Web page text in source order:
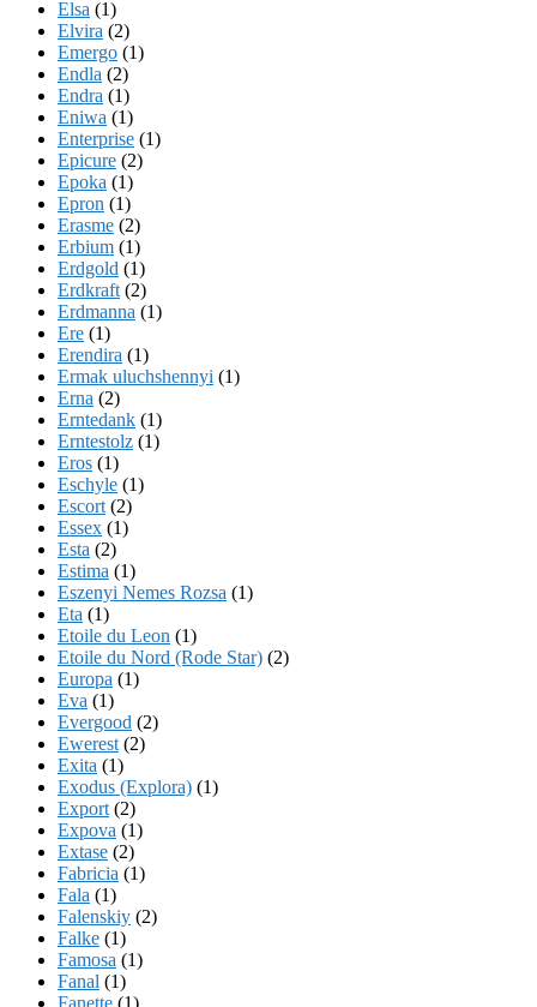
Elsa (1)
Elvira (2)
Emergo (1)
Endla (2)
Endra (1)
Eniwa (1)
Enterprise (1)
Epicure (2)
Epoka (1)
Epron (1)
Erasme (2)
Erbium (1)
Erdgold (1)
Erdkraft (2)
Erdmanna (1)
Ere (1)
Erendira (1)
Ermak uluchshennyi (1)
Erna (2)
Erntedank (1)
Erntestolz (1)
Eros (1)
Eschyle (1)
Escort (2)
Essex (1)
Esta (2)
Estima (1)
Eszenyi Nemes Rozsa (1)
Eta (1)
Etoile du Leon (1)
Etoile du Nord (Rode Star) (2)
Europa (1)
Eva (1)
Evergood (2)
Ewerest (2)
Exita (1)
Exodus (Explora) (1)
Export (2)
Expova (1)
Extase (2)
Fabricia (1)
Fala (1)
Falenskiy (2)
Falke (1)
Famosa (1)
Fanal (1)
Fanette (1)